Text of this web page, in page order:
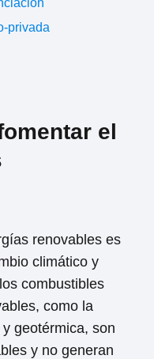
privada
el
renovables es
climático y
combustibles
como la
geotérmica, son
y no generan